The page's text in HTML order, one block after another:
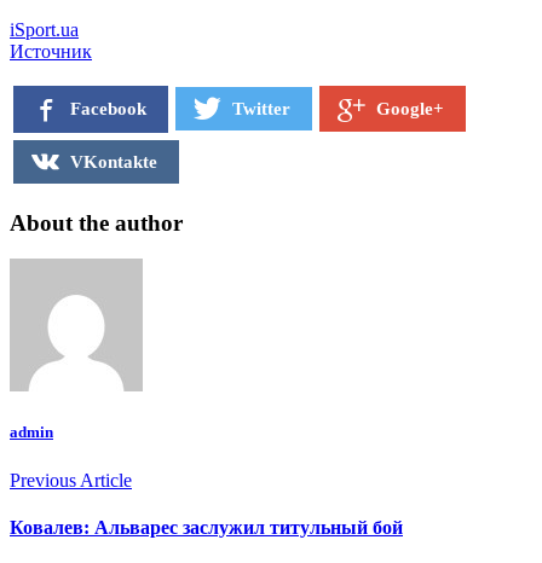
iSport.ua
Источник
Facebook Twitter Google+
VKontakte
About the author
admin
Previous Article
Ковалев: Альварес заслужил титульный бой